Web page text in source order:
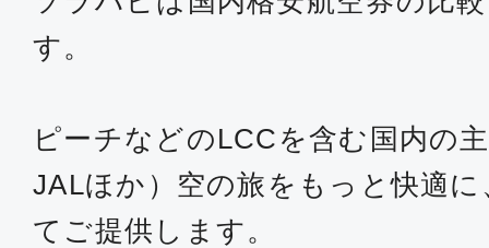
す。
ピーチなどのLCCを含む国内の
JALほか）空の旅をもっと快適
てご提供します。